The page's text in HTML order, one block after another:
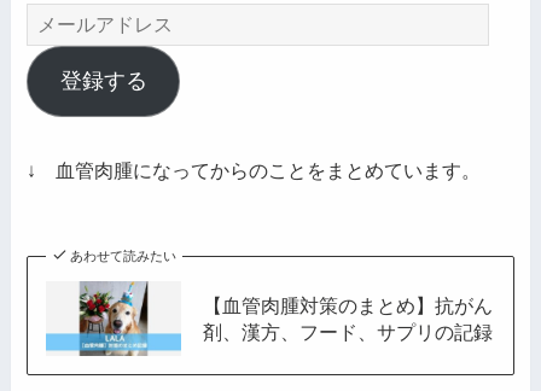
メ
ー
ル
ア
レ
登録する
↓ 血管肉腫になってからのことをまとめています。
あわせて読みたい
【血管肉腫対策のまとめ】抗がん
剤、漢方、フード、サプリの記録